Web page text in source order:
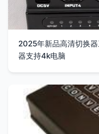
2025年新品高清切换
器支持4k电脑